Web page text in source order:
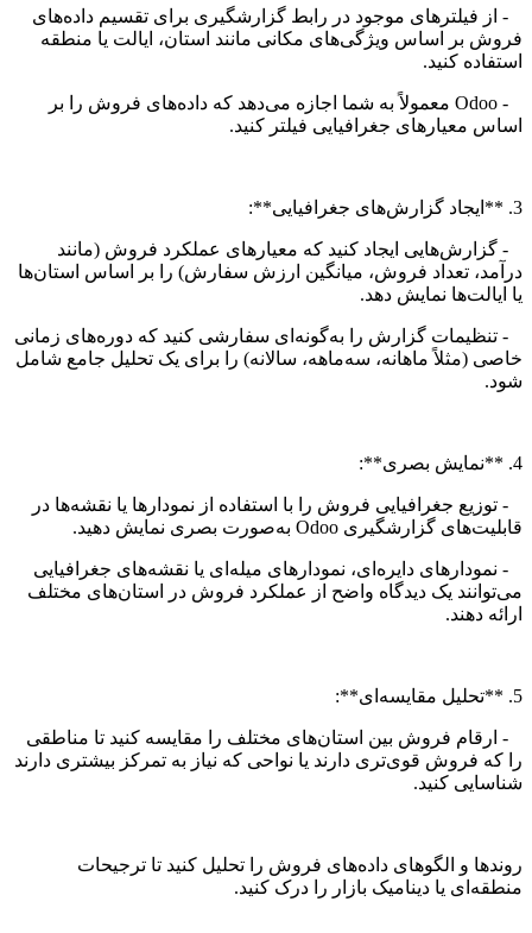
- از فیلترهای موجود در رابط گزارشگیری برای تقسیم داده‌های
فروش بر اساس ویژگی‌های مکانی مانند استان، ایالت یا منطقه
استفاده کنید.
- Odoo معمولاً به شما اجازه می‌دهد که داده‌های فروش را بر
اساس معیارهای جغرافیایی فیلتر کنید.
3. **ایجاد گزارش‌های جغرافیایی**:
- گزارش‌هایی ایجاد کنید که معیارهای عملکرد فروش (مانند
درآمد، تعداد فروش، میانگین ارزش سفارش) را بر اساس استان‌ها
یا ایالت‌ها نمایش دهد.
- تنظیمات گزارش را به‌گونه‌ای سفارشی کنید که دوره‌های زمانی
خاصی (مثلاً ماهانه، سه‌ماهه، سالانه) را برای یک تحلیل جامع شامل
شود.
4. **نمایش بصری**:
- توزیع جغرافیایی فروش را با استفاده از نمودارها یا نقشه‌ها در
قابلیت‌های گزارشگیری Odoo به‌صورت بصری نمایش دهید.
- نمودارهای دایره‌ای، نمودارهای میله‌ای یا نقشه‌های جغرافیایی
می‌توانند یک دیدگاه واضح از عملکرد فروش در استان‌های مختلف
ارائه دهند.
5. **تحلیل مقایسه‌ای**:
- ارقام فروش بین استان‌های مختلف را مقایسه کنید تا مناطقی
را که فروش قوی‌تری دارند یا نواحی که نیاز به تمرکز بیشتری دارند
شناسایی کنید.
روندها و الگوهای داده‌های فروش را تحلیل کنید تا ترجیحات
منطقه‌ای یا دینامیک بازار را درک کنید.